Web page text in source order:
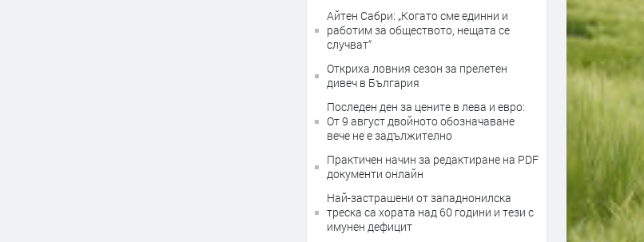
Айтен Сабри: „Когато сме единни и
работим за обществото, нещата се
случват“
Откриха ловния сезон за прелетен
дивеч в България
Последен ден за цените в лева и евро:
От 9 август двойното обозначаване
вече не е задължително
Практичен начин за редактиране на PDF
документи онлайн
Най-застрашени от западнонилска
треска са хората над 60 години и тези с
имунен дефицит